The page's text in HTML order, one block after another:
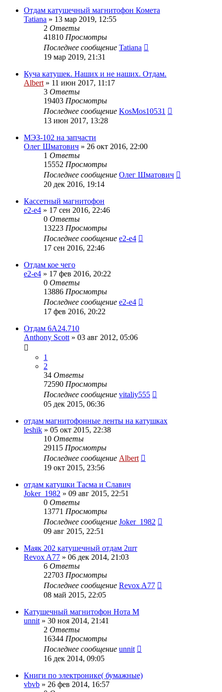
Отдам катушечный магнитофон Комета
Tatiana » 13 мар 2019, 12:55
2 Ответы
41810 Просмотры
Последнее сообщение Tatiana
19 мар 2019, 21:31
Куча катушек. Наших и не наших. Отдам.
Albert » 11 июн 2017, 11:17
3 Ответы
19403 Просмотры
Последнее сообщение KosMos10531
13 июн 2017, 13:28
МЭЗ-102 на запчасти
Олег Шматович » 26 окт 2016, 22:00
1 Ответы
15552 Просмотры
Последнее сообщение Олег Шматович
20 дек 2016, 19:14
Кассетный магнитофон
e2-e4 » 17 сен 2016, 22:46
0 Ответы
13223 Просмотры
Последнее сообщение e2-e4
17 сен 2016, 22:46
Отдам кое чего
e2-e4 » 17 фев 2016, 20:22
0 Ответы
13886 Просмотры
Последнее сообщение e2-e4
17 фев 2016, 20:22
Отдам 6А24.710
Anthony Scott » 03 авг 2012, 05:06
1
2
34 Ответы
72590 Просмотры
Последнее сообщение vitaliy555
05 дек 2015, 06:36
отдам магнитофонные ленты на катушках
leshik » 05 окт 2015, 22:38
10 Ответы
29115 Просмотры
Последнее сообщение Albert
19 окт 2015, 23:56
отдам катушки Тасма и Славич
Joker_1982 » 09 авг 2015, 22:51
0 Ответы
13771 Просмотры
Последнее сообщение Joker_1982
09 авг 2015, 22:51
Маяк 202 катушечный отдам 2шт
Revox A77 » 06 дек 2014, 21:03
6 Ответы
22703 Просмотры
Последнее сообщение Revox A77
08 май 2015, 22:05
Катушечный магнитофон Нота М
unnit » 30 ноя 2014, 21:41
2 Ответы
16344 Просмотры
Последнее сообщение unnit
16 дек 2014, 09:05
Книги по электронике( бумажные)
vbvb » 26 фев 2014, 16:57